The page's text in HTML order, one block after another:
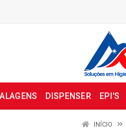
DISPENSER EPI'S
INÍCIO